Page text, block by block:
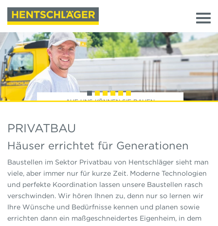
AUF UNS KÖNNEN SIE BAUEN
PRIVATBAU
Häuser errichtet für Generationen
Baustellen im Sektor Privatbau von Hentschläger sieht man
viele, aber immer nur für kurze Zeit. Moderne Technologien
und perfekte Koordination lassen unsere Baustellen rasch
verschwinden. Wir hören Ihnen zu, denn nur so lernen wir
Ihre Wünsche und Bedürfnisse kennen und planen sowie
errichten dann ein maßgeschneidertes Eigenheim, in dem